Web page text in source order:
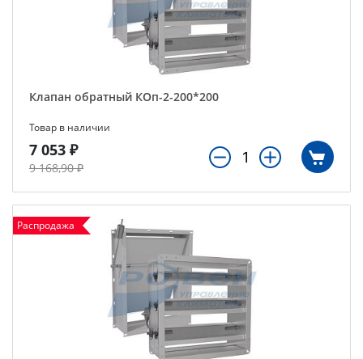
Клапан обратный КОп-2-200*200
Товар в наличии
7 053 ₽
9 168,90 ₽
Распродажа